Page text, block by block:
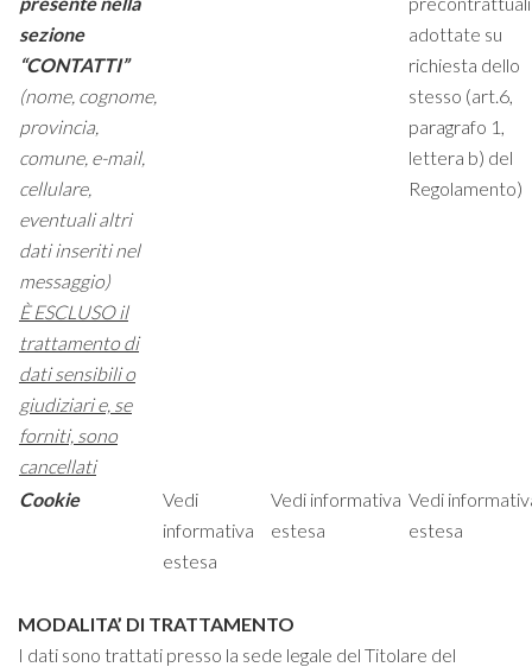
sezione
“CONTATTI”
(nome, cognome,
provincia,
comune, e-mail,
cellulare,
eventuali altri
dati inseriti nel
messaggio)
È ESCLUSO il
trattamento di
dati sensibili o
giudiziari e, se
forniti, sono
cancellati
adottate su
richiesta dello
stesso (art.6,
paragrafo 1,
lettera b) del
Regolamento)
Cookie
Vedi
informativa
estesa
Vedi informativa
estesa
Vedi
estesa
MODALITA’ DI TRATTAMENTO
I dati sono trattati presso la sede legale del Titolare del